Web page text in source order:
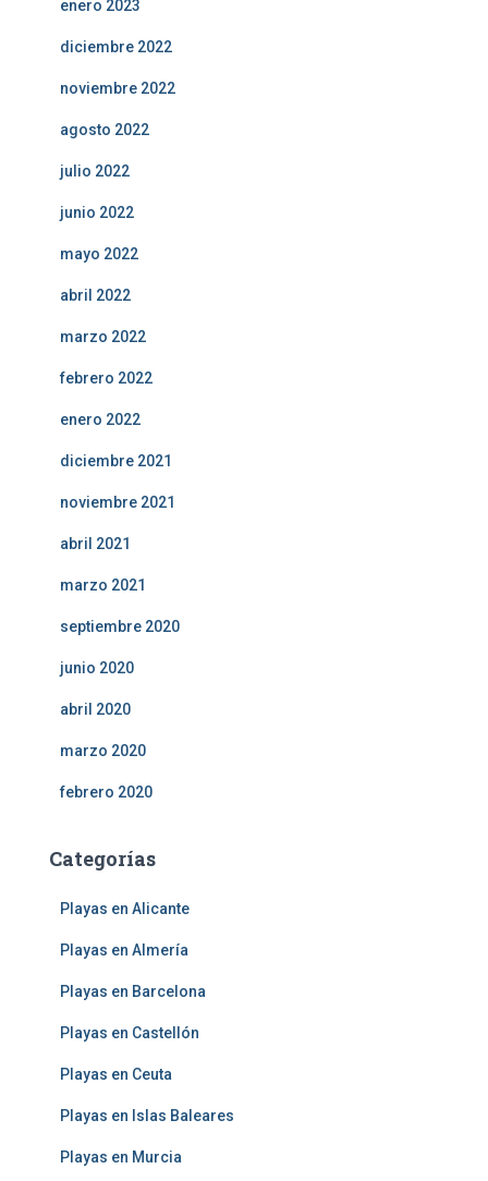
enero 2023
diciembre 2022
noviembre 2022
agosto 2022
julio 2022
junio 2022
mayo 2022
abril 2022
marzo 2022
febrero 2022
enero 2022
diciembre 2021
noviembre 2021
abril 2021
marzo 2021
septiembre 2020
junio 2020
abril 2020
marzo 2020
febrero 2020
Categorías
Playas en Alicante
Playas en Almería
Playas en Barcelona
Playas en Castellón
Playas en Ceuta
Playas en Islas Baleares
Playas en Murcia